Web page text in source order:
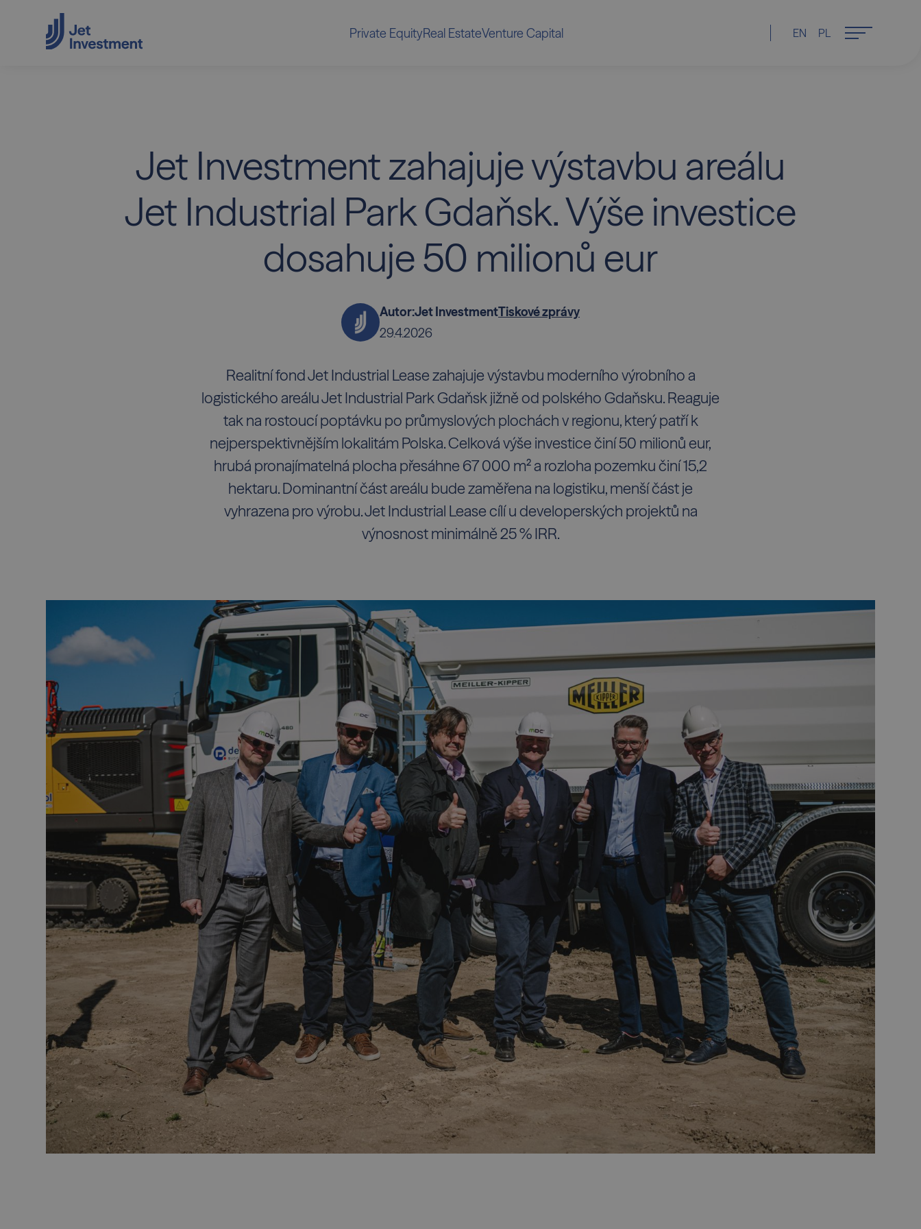
Private EquityReal EstateVenture Capital EN PL
Jet Investment zahajuje výstavbu areálu
Jet Industrial Park Gdaňsk. Výše investice
dosahuje 50 milionů eur
Autor:Jet Investment
29.4.2026
Tiskové zprávy
Realitní fond Jet Industrial Lease zahajuje výstavbu moderního výrobního a
logistického areálu Jet Industrial Park Gdaňsk jižně od polského Gdaňsku. Reaguje
tak na rostoucí poptávku po průmyslových plochách v regionu, který patří k
nejperspektivnějším lokalitám Polska. Celková výše investice činí 50 milionů eur,
hrubá pronajímatelná plocha přesáhne 67 000 m² a rozloha pozemku činí 15,2
hektaru. Dominantní část areálu bude zaměřena na logistiku, menší část je
vyhrazena pro výrobu. Jet Industrial Lease cílí u developerských projektů na
výnosnost minimálně 25 % IRR.